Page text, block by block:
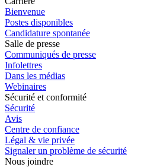
Bienvenue
Postes disponibles
Candidature spontanée
Salle de presse
Communiqués de presse
Infolettres
Dans les médias
Webinaires
Sécurité et conformité
Sécurité
Avis
Centre de confiance
Légal & vie privée
Signaler un problème de sécurité
Nous joindre